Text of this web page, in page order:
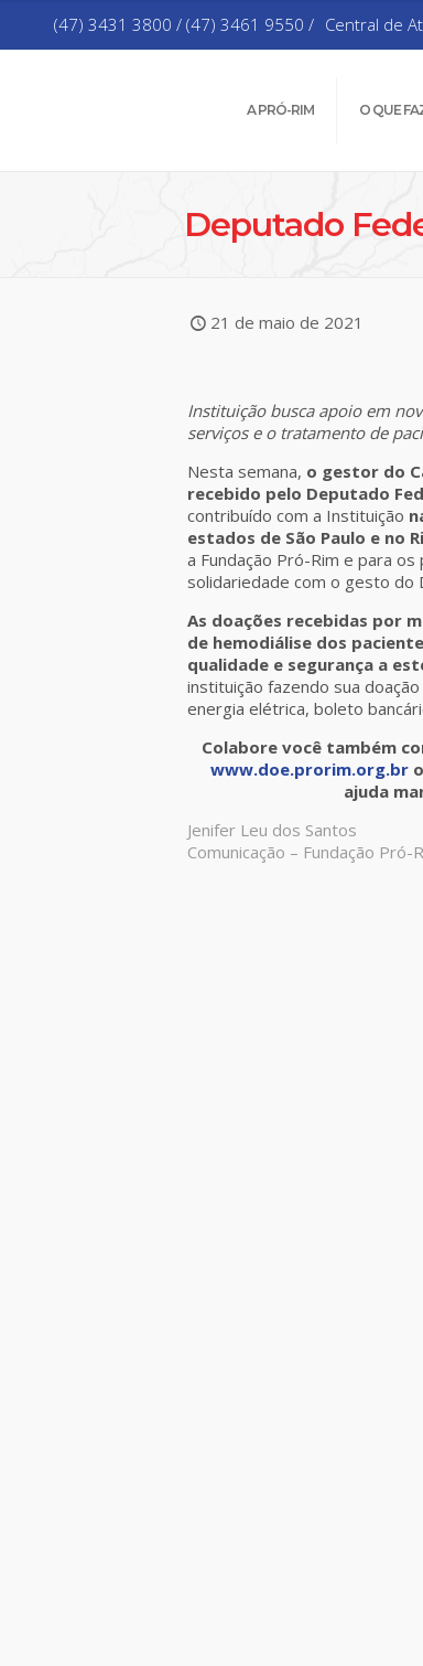
(47) 3431 3800 / (47) 3461 9550 / Central de
A PRÓ-RIM O QUE
Deputado
21 de maio de 2021
Instituição busca apoio em
serviços e o tratamento de
Nesta semana, o gestor do
recebido pelo Deputado
contribuído com a Instituição
estados de São Paulo e no
a Fundação Pró-Rim e para
solidariedade com o gesto do
As doações recebidas por
de hemodiálise dos
qualidade e segurança a
instituição fazendo sua
energia elétrica, boleto
Colabore você também
www.doe.prorim.org.br
ajuda
Jenifer Leu dos Santos
Comunicação – Fundação Pró-